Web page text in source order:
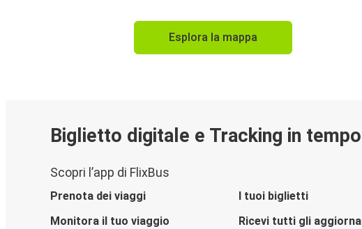
Esplora la mappa
Biglietto digitale e Tracking in
Scopri l’app di FlixBus
Prenota dei viaggi
I tuoi biglietti
Monitora il tuo viaggio
Ricevi tutti gli